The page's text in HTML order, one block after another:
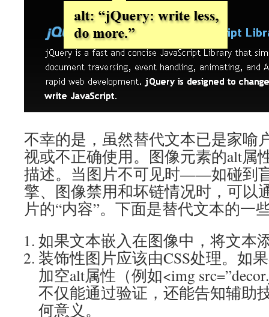
不幸的是，虽然替代文本已是家喻
视或不正确使用。图像元素的alt属
描述。当图片不可见时——如碰到
擎、图像禁用和坏链情况时，可以
片的“内容”。下面是替代文本的一
如果文本嵌入在图像中，将文本
装饰性图片应该由CSS处理。如
加空alt属性（例如<img
不仅能通过验证，还能告知辅助
何意义。